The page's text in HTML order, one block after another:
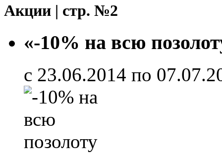
Акции | стр. №2
«-10% на всю
с 23.06.2014 по